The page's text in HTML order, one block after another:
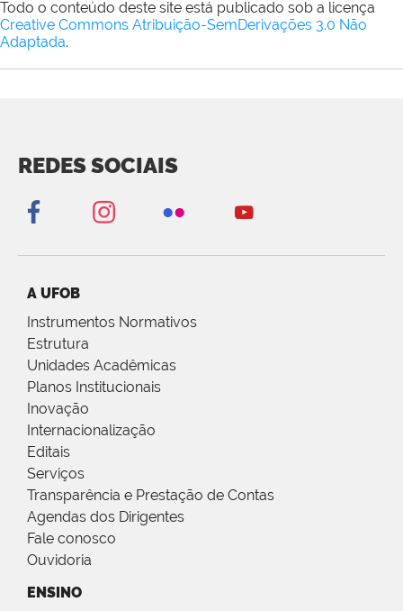
Todo o conteúdo deste site está publicado sob a licença
Creative Commons Atribuição-SemDerivações 3.0 Não
Adaptada.
REDES SOCIAIS
A UFOB
Instrumentos Normativos
Estrutura
Unidades Acadêmicas
Planos Institucionais
Inovação
Internacionalização
Editais
Serviços
Transparência e Prestação de Contas
Agendas dos Dirigentes
Fale conosco
Ouvidoria
ENSINO